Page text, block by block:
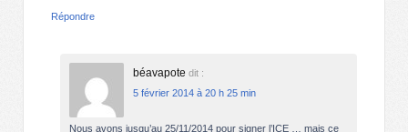
Répondre
béavapote dit :
5 février 2014 à 20 h 25 min
Nous avons jusqu’au 25/11/2014 pour signer l’ICE … mais ce